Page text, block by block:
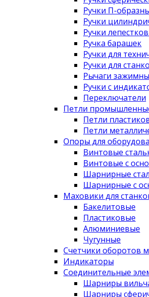
Ручки П-
Ручки
Ручки
Ручка барашек
Ручки для
Ручки для
Рычаги
Ручки с
Переключатели
Петли
Петли
Петли
Опоры для
Винтовые
Винтовые с
Шарнирные
Шарнирные с
Маховики для
Бакелитовые
Пластиковые
Алюминиевые
Чугунные
Счетчики оборотов
Индикаторы
Соединительные
Шарниры
Шарниры